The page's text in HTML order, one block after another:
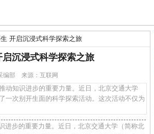
开启沉浸式科学探索之旅
沉浸式科学探索之旅
编部 来源：互联网
知识进步的重要力量。近日，北京交通大学
一次别开生面的科学探索活动。这次活动不仅为
进步的重要力量。近日，北京交通大学（简称北